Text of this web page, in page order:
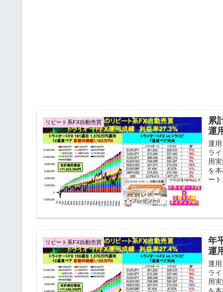
リピート系FX自動売買
累
運
運
ラ
用
を
ー
リピート系FX自動売買
年
運
運
ラ
用